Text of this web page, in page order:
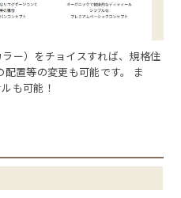
ー）をチョイスすれば、規格住
置等の変更も可能です。 ま
も可能！